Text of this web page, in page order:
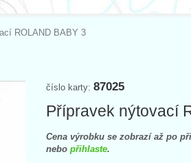
ROLAND BABY 3
číslo karty: 87025
Přípravek nýtovací
Cena výrobku se zobrazí až po
nebo přihlaste.